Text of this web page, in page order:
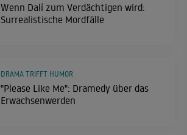
Wenn Dalí zum Verdächtigen wird:
Surrealistische Mordfälle
"Please Like Me": Dramedy über das
Erwachsenwerden
DRAMA TRIFFT HUMOR